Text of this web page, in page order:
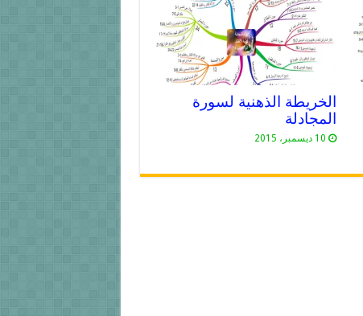
الخريطة الذهنية لسورة
المجادلة
10 ديسمبر، 2015